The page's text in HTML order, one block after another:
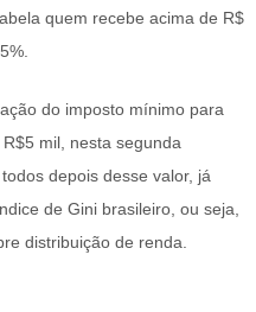
quem recebe acima de R$
do imposto mínimo para
mil, nesta segunda
depois desse valor, já
de Gini brasileiro, ou seja,
distribuição de renda.